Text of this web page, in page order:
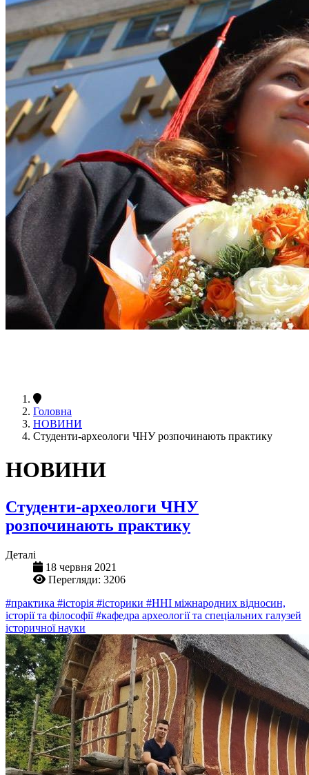
Головна
НОВИНИ
Студенти-археологи ЧНУ розпочинають практику
НОВИНИ
Студенти-археологи ЧНУ
розпочинають практику
Деталі
18 червня 2021
Перегляди: 3206
#практика #історія #історики #ННІ міжнародних відносин,
історії та філософії#кафедра археології та спеціальних галузей
історичної науки